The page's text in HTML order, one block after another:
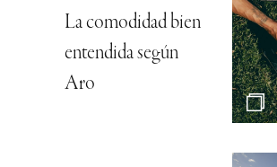
La comodidad bien
entendida según
Aro